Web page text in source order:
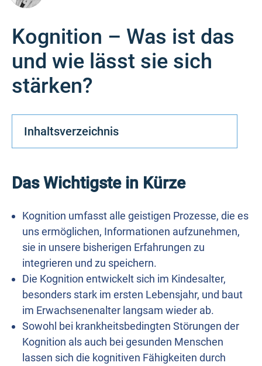
Kognition – Was ist das
und wie lässt sie sich
stärken?
Inhaltsverzeichnis
Das Wichtigste in Kürze
Kognition umfasst alle geistigen Prozesse, die es
uns ermöglichen, Informationen aufzunehmen,
sie in unsere bisherigen Erfahrungen zu
integrieren und zu speichern.
Die Kognition entwickelt sich im Kindesalter,
besonders stark im ersten Lebensjahr, und baut
im Erwachsenenalter langsam wieder ab.
Sowohl bei krankheitsbedingten Störungen der
Kognition als auch bei gesunden Menschen
lassen sich die kognitiven Fähigkeiten durch